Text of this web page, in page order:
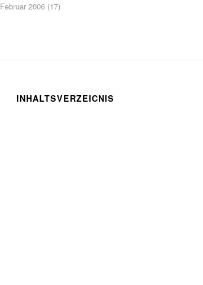
Februar 2006 (17)
INHALTSVERZEICNIS